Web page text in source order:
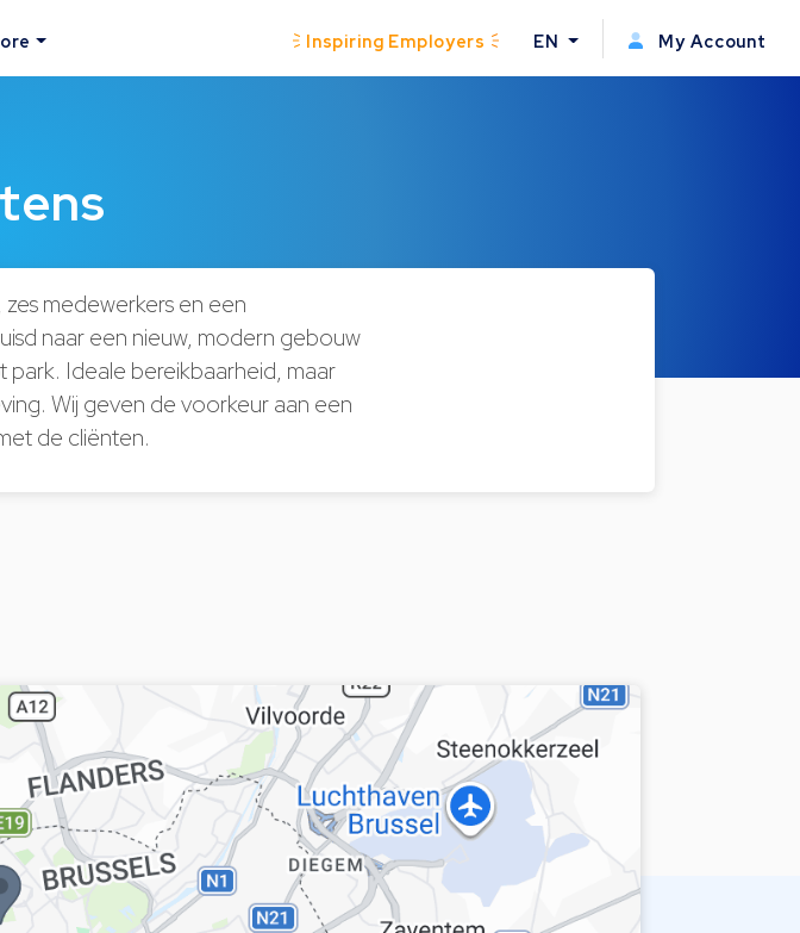
Inspiring Employers EN My Account
medewerkers en een
naar een nieuw, modern gebouw
Ideale bereikbaarheid, maar
Wij geven de voorkeur aan een
de cliënten.